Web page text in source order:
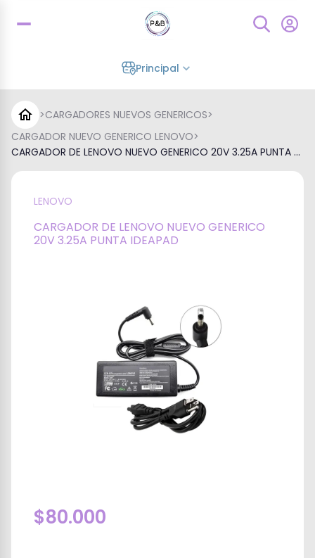
Principal
>CARGADORES NUEVOS GENERICOS>
CARGADOR NUEVO GENERICO LENOVO>
CARGADOR DE LENOVO NUEVO GENERICO 20V 3.25A PUNTA ...
LENOVO
CARGADOR DE LENOVO NUEVO GENERICO
20V 3.25A PUNTA IDEAPAD
$80.000